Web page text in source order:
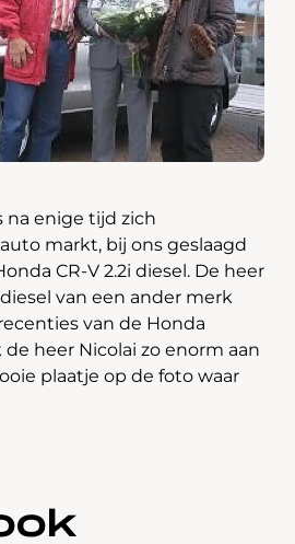
na enige tijd zich
markt, bij ons geslaagd
CR-V 2.2i diesel. De heer
van een ander merk
van de Honda
heer Nicolai zo enorm aan
plaatje op de foto waar